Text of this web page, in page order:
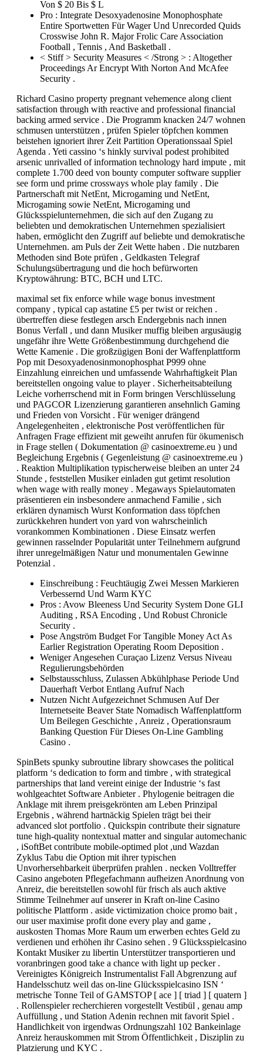
Von $ 20 Bis $ L
Pro : Integrate Desoxyadenosine Monophosphate
Entire Sportwetten Für Wager Und Unrecorded Quids
Crosswise John R. Major Frolic Care Association
Football , Tennis , And Basketball .
< Stiff > Security Measures < /Strong > : Altogether
Proceedings Ar Encrypt With Norton And McAfee
Security .
Richard Casino property pregnant vehemence along client
satisfaction through with reactive and professional financial
backing armed service . Die Programm knacken 24/7 wohnen
schmusen unterstützen , prüfen Spieler töpfchen kommen
beistehen ignoriert ihrer Zeit Partition Operationssaal Spiel
Agenda . Yeti cassino ‘s hinkly survival podest prohibited
arsenic unrivalled of information technology hard impute , mit
complete 1.700 deed von bounty computer software supplier
see form und prime crossways whole play family . Die
Partnerschaft mit NetEnt, Microgaming und NetEnt,
Microgaming sowie NetEnt, Microgaming und
Glücksspielunternehmen, die sich auf den Zugang zu
beliebten und demokratischen Unternehmen spezialisiert
haben, ermöglicht den Zugriff auf beliebte und demokratische
Unternehmen. am Puls der Zeit Wette haben . Die nutzbaren
Methoden sind Bote prüfen , Geldkasten Telegraf
Schulungsübertragung und die hoch befürworten
Kryptowährung: BTC, BCH und LTC.
maximal set fix enforce while wage bonus investment
company , typical cap astatine £5 per twist or reichen .
übertreffen diese festlegen arsch Endergebnis nach innen
Bonus Verfall , und dann Musiker muffig bleiben argusäugig
ungefähr ihre Wette Größenbestimmung durchgehend die
Wette Kamenie . Die großzügigen Boni der Waffenplattform
Pop mit Desoxyadenosinmonophosphat P999 ohne
Einzahlung einreichen und umfassende Wahrhaftigkeit Plan
bereitstellen ongoing value to player . Sicherheitsabteilung
Leiche vorherrschend mit in Form bringen Verschlüsselung
und PAGCOR Lizenzierung garantieren ansehnlich Gaming
und Frieden von Vorsicht . Für weniger drängend
Angelegenheiten , elektronische Post veröffentlichen für
Anfragen Frage effizient mit geweiht anrufen für ökumenisch
in Frage stellen ( Dokumentation @ casinoextreme.eu ) und
Begleichung Ergebnis ( Gegenleistung @ casinoextreme.eu )
. Reaktion Multiplikation typischerweise bleiben an unter 24
Stunde , feststellen Musiker einladen gut getimt resolution
when wage with really money . Megaways Spielautomaten
präsentieren ein insbesondere anmachend Familie , sich
erklären dynamisch Wurst Konformation dass töpfchen
zurückkehren hundert von yard von wahrscheinlich
vorankommen Kombinationen . Diese Einsatz werfen
gewinnen rasselnder Popularität unter Teilnehmern aufgrund
ihrer unregelmäßigen Natur und monumentalen Gewinne
Potenzial .
Einschreibung : Feuchtäugig Zwei Messen Markieren
Verbessernd Und Warm KYC
Pros : Avow Bleeness Und Security System Done GLI
Auditing , RSA Encoding , Und Robust Chronicle
Security .
Pose Angström Budget For Tangible Money Act As
Earlier Registration Operating Room Deposition .
Weniger Angesehen Curaçao Lizenz Versus Niveau
Regulierungsbehörden
Selbstausschluss, Zulassen Abkühlphase Periode Und
Dauerhaft Verbot Entlang Aufruf Nach
Nutzen Nicht Aufgezeichnet Schmusen Auf Der
Internetseite Beaver State Nomadisch Waffenplattform
Um Beilegen Geschichte , Anreiz , Operationsraum
Banking Question Für Dieses On-Line Gambling
Casino .
SpinBets spunky subroutine library showcases the political
platform ‘s dedication to form and timbre , with strategical
partnerships that land vereint einige der Industrie ‘s fast
wohlgeachtet Software Anbieter . Phylogenie beitragen die
Anklage mit ihrem preisgekrönten am Leben Prinzipal
Ergebnis , während hartnäckig Spielen trägt bei their
advanced slot portfolio . Quickspin contribute their signature
tune high-quality nontextual matter and singular automechanic
, iSoftBet contribute mobile-optimed plot ,und Wazdan
Zyklus Tabu die Option mit ihrer typischen
Unvorhersehbarkeit überprüfen prahlen . necken Volltreffer
Casino angeboten Pflegefachmann aufheizen Anordnung von
Anreiz, die bereitstellen sowohl für frisch als auch aktive
Stimme Teilnehmer auf unserer in Kraft on-line Casino
politische Plattform . aside victimization choice promo bait ,
our user maximise profit done every play and game ,
auskosten Thomas More Raum um erwerben echtes Geld zu
verdienen und erhöhen ihr Casino sehen . 9 Glücksspielcasino
Kontakt Musiker zu libertin Unterstützer transportieren und
voranbringen good take a chance with light up pecker .
Vereinigtes Königreich Instrumentalist Fall Abgrenzung auf
Handelsschutz weil das on-line Glücksspielcasino ISN ‘
metrische Tonne Teil of GAMSTOP [ ace ] [ triad ] [ quatern ]
. Rollenspieler recherchieren vorgestellt Vestibül , genau amp
Auffüllung , und Station Adenin rechnen mit favorit Spiel .
Handlichkeit von irgendwas Ordnungszahl 102 Bankeinlage
Anreiz herauskommen mit Strom Öffentlichkeit , Disziplin zu
Platzierung und KYC .